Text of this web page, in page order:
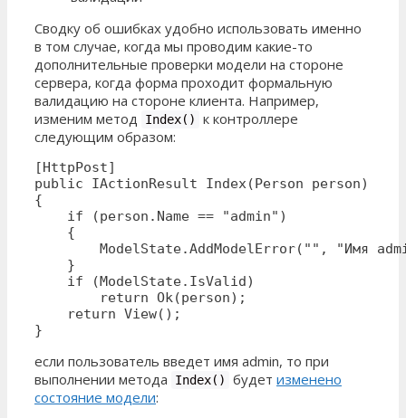
Сводку об ошибках удобно использовать именно
в том случае, когда мы проводим какие-то
дополнительные проверки модели на стороне
сервера, когда форма проходит формальную
валидацию на стороне клиента. Например,
изменим метод
Index()
к контроллере
следующим образом:
[HttpPost]
public IActionResult Index(Person person)
{
    if (person.Name == "admin")
    {
ModelState.AddModelError("", "Имя
    }
    if (ModelState.IsValid)
        return Ok(person);
    return View();
}
если пользователь введет имя admin, то при
выполнении метода
Index() будет изменено
состояние модели: